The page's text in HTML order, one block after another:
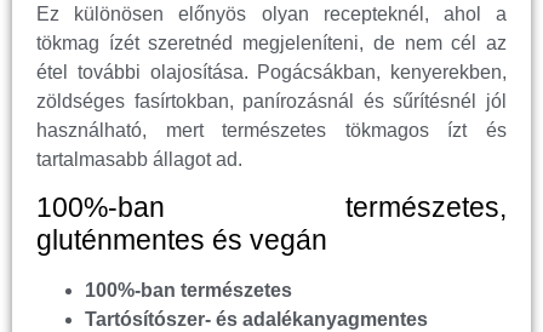
Ez különösen előnyös olyan recepteknél, ahol a
tökmag ízét szeretnéd megjeleníteni, de nem cél az
étel további olajosítása. Pogácsákban, kenyerekben,
zöldséges fasírtokban, panírozásnál és sűrítésnél jól
használható, mert természetes tökmagos ízt és
tartalmasabb állagot ad.
100%-ban természetes,
gluténmentes és vegán
100%-ban természetes
Tartósítószer- és adalékanyagmentes